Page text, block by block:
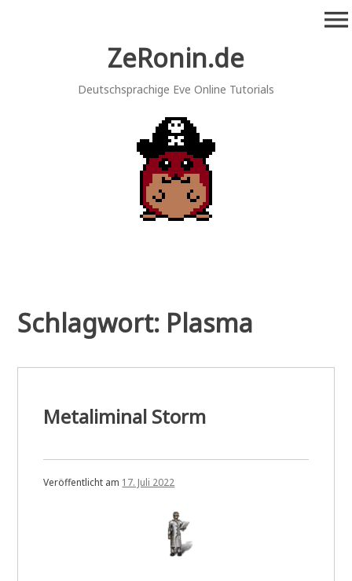
ZeRonin.de
Deutschsprachige Eve Online Tutorials
menu
Schlagwort: Plasma
Metaliminal Storm
Veröffentlicht am 17. Juli 2022